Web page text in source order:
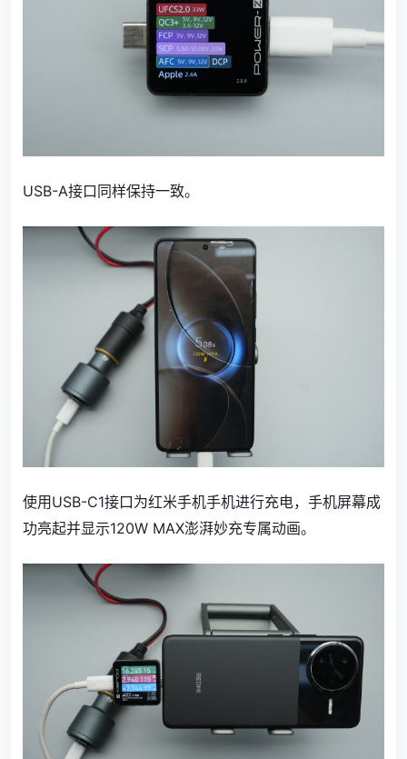
USB-A接口同样保持一致。
使用USB-C1接口为红米手机手机进行充电，手机屏幕成
功亮起并显示120W MAX澎湃妙充专属动画。